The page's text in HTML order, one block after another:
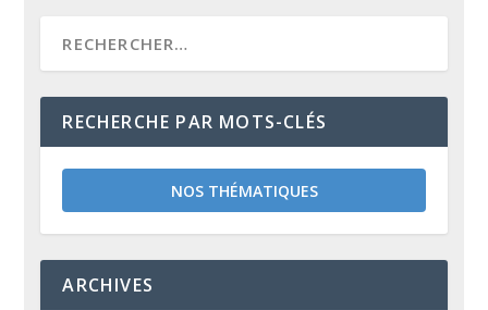
RECHERCHE PAR MOTS-CLÉS
NOS THÉMATIQUES
ARCHIVES